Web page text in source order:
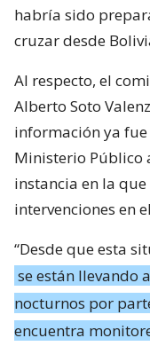
habría sido
cruzar desde
Al respecto, el
Alberto Soto
información ya
Ministerio Público
instancia en la
intervenciones en
“Desde que esta
se están llevando
nocturnos por
encuentra